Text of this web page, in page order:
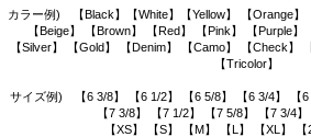
カラー例) 【Black】【White】【Yellow】 【Orange】
【Beige】 【Brown】 【Red】 【Pink】 【Purple】
【Silver】 【Gold】 【Denim】 【Camo】 【Check】
【Tricolor】
サイズ例) 【6 3/8】 【6 1/2】 【6 5/8】 【6 3/4】 【6
【7 3/8】 【7 1/2】 【7 5/8】 【7 3/4】
【XS】 【S】 【M】 【L】 【XL】 【